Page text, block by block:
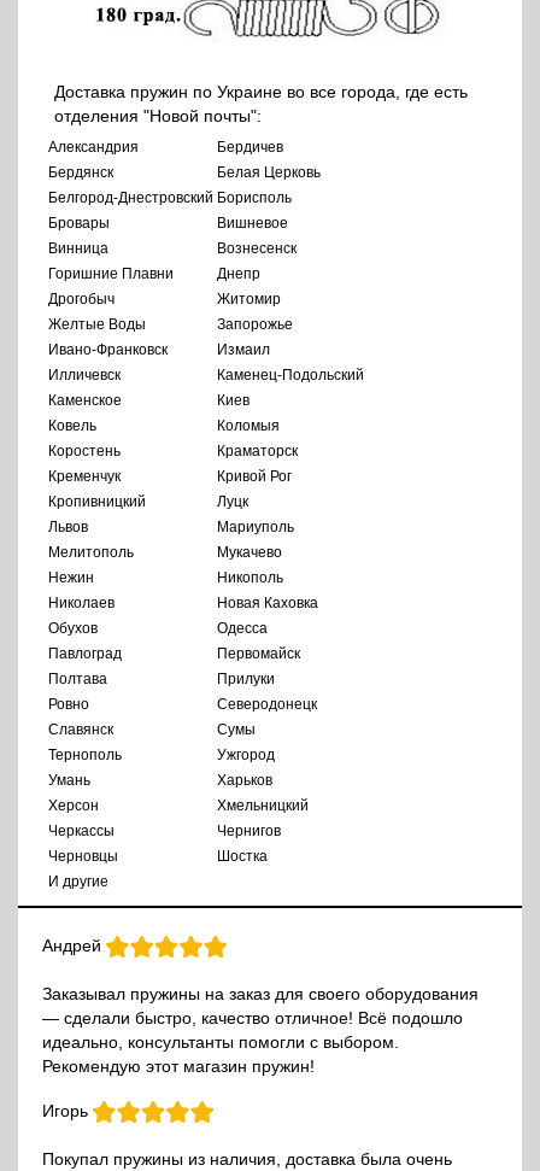
Доставка пружин по Украине во все города, где есть
отделения "Новой почты":
Александрия
Бердичев
Бердянск
Белая Церковь
Белгород-Днестровский Борисполь
Бровары
Вишневое
Винница
Вознесенск
Горишние Плавни
Днепр
Дрогобыч
Житомир
Желтые Воды
Запорожье
Ивано-Франковск
Измаил
Илличевск
Каменец-Подольский
Каменское
Киев
Ковель
Коломыя
Коростень
Краматорск
Кременчук
Кривой Рог
Кропивницкий
Луцк
Львов
Мариуполь
Мелитополь
Мукачево
Нежин
Никополь
Николаев
Новая Каховка
Обухов
Одесса
Павлоград
Первомайск
Полтава
Прилуки
Ровно
Северодонецк
Славянск
Сумы
Тернополь
Ужгород
Умань
Харьков
Херсон
Хмельницкий
Черкассы
Чернигов
Черновцы
Шостка
И другие
Андрей
Заказывал пружины на заказ для своего оборудования
— сделали быстро, качество отличное! Всё подошло
идеально, консультанты помогли с выбором.
Рекомендую этот магазин пружин!
Игорь
Покупал пружины из наличия, доставка была очень